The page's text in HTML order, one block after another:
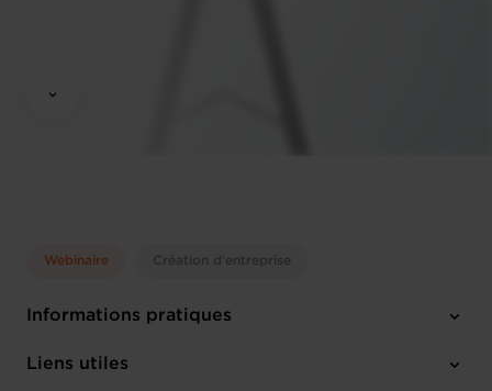
Webinaire Création d'entreprise
Informations pratiques
Mardi 12 Nov 2024
Liens utiles